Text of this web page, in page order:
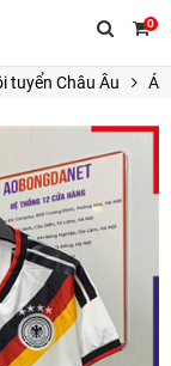
0
tuyển Châu Âu